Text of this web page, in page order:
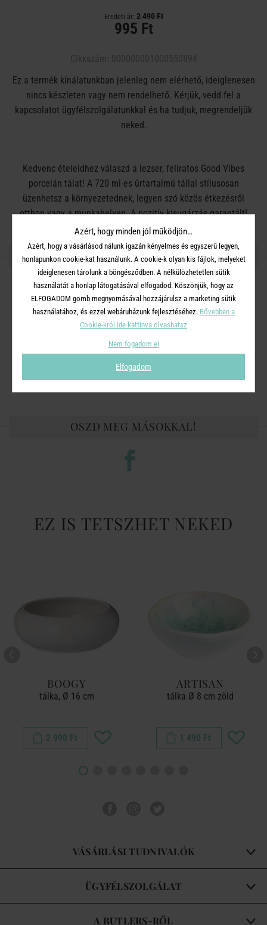
Eredeti ár:2 490 Ft
995 Ft
Ez a termék kínálatunkban jelenleg nem elérhető, ideiglenesen
nincs készleten vagy nem rendelhető. Kérjük, vedd fel a
kapcsolatot ügyfélszolgálatunkkal és ha tudjuk, megrendeljük
neked.
Kedvenc ételeidhez válaszd a lezser, feliratos Good Vibes
porcelán tálat! A 720 ml-es űrtartalmú tállal stílusosan
üzenhetsz a környezetednek, legyen szó közös étkezésről
otthon vagy a munkahelyen. A pozitív kisugárzás garantált!
Többféle változatban is elérhető.
RÉSZLETES INFORMÁCIÓK
Anyag : porcelán
Méret: Magasság: 6 cm Szélesség: 15 cm Mélység: 15 cm
, Űrtartalom: 720 ml
Mosogatógépben mosható , mikrohullámú sütőben használható
OSZD MEG MÁSOKKAL!
EZ IS TETSZHET NEKED
BOOGY
tálka, Ø 16 cm
2 990 Ft
ARTISAN
tálka Ø 8 cm zöld
1 490 Ft
VÁSÁRLÁSI TUDNIVALÓK
ÜGYFÉLSZOLGÁLAT
A BUTLERS-RŐL
Azért, hogy minden jól működjön…
Azért, hogy a vásárlásod nálunk igazán kényelmes és egyszerű legyen,
honlapunkon cookie-kat használunk. A cookie-k olyan kis fájlok, melyeket
ideiglenesen tárolunk a böngésződben. A nélkülözhetetlen sütik
használatát a honlap látogatásával elfogadod. Köszönjük, hogy az
ELFOGADOM gomb megnyomásával hozzájárulsz a marketing sütik
használatához, és ezzel webáruházunk fejlesztéséhez. Bővebben a
Cookie-król ide kattinva olvashatsz
Nem fogadom el
Elfogadom